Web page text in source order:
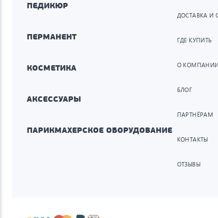
ПЕДИКЮР
ПЕРМАНЕНТ
КОСМЕТИКА
АКСЕССУАРЫ
ПАРИКМАХЕРСКОЕ ОБОРУДОВАНИЕ
ДОСТАВКА И
ГДЕ КУПИТЬ
О КОМПАНИИ
БЛОГ
ПАРТНЁРАМ
КОНТАКТЫ
ОТЗЫВЫ